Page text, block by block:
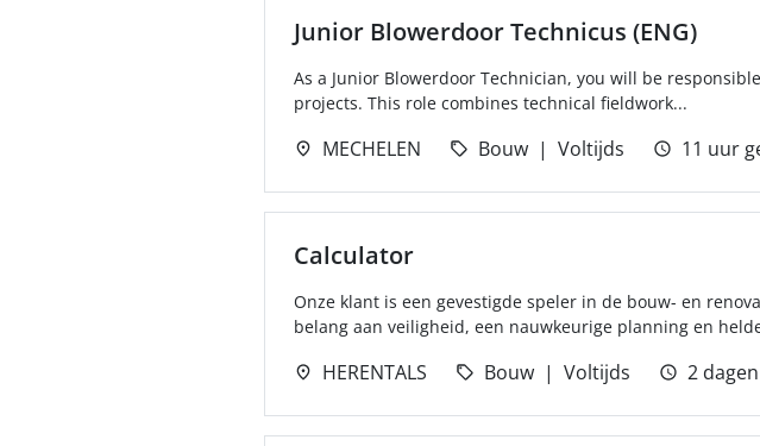
Junior Blowerdoor Technicus (ENG)
As a Junior Blowerdoor Technician, you will be
projects. This role combines technical fieldwork...
MECHELEN Bouw Voltijds 11 uur
Calculator
Onze klant is een gevestigde speler in de bouw- en
belang aan veiligheid, een nauwkeurige planning en
HERENTALS Bouw Voltijds 2